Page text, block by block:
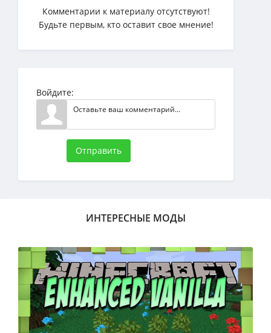
Комментарии к материалу отсутствуют!
Будьте первым, кто оставит свое мнение!
Войдите:
Отправить
ИНТЕРЕСНЫЕ МОДЫ